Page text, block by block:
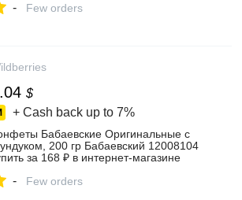
- Few orders
$
+ Cash back up to 7%
Бабаевские Оригинальные с
200 гр Бабаевский 12008104
за 168 ₽ в интернет‑магазине
- Few orders